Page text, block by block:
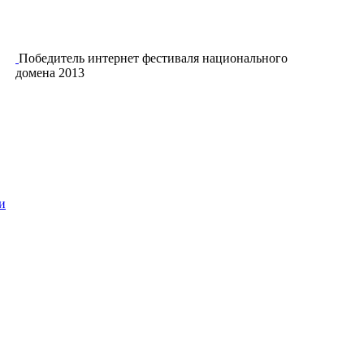
Победитель интернет фестиваля национального
домена 2013